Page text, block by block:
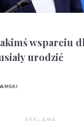
wsparciu
urodzić
REKLAMA